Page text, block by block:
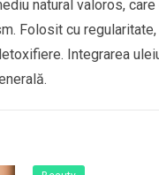
natural valoros,
Folosit cu
Integrarea